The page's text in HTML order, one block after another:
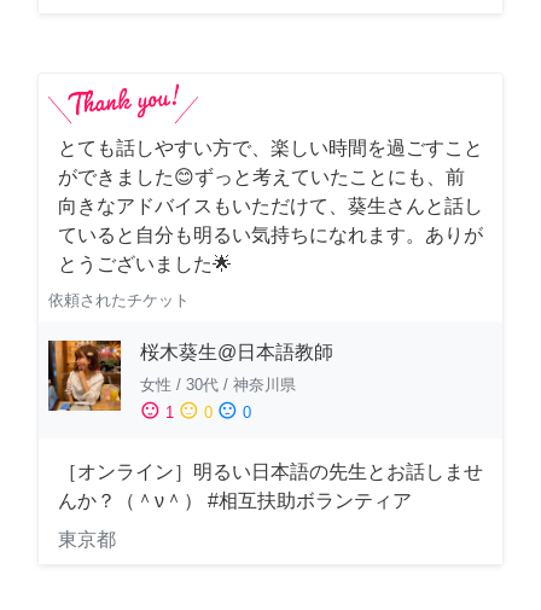
とても話しやすい方で、楽しい時間を過ごすこと
ができました😊ずっと考えていたことにも、前
向きなアドバイスもいただけて、葵生さんと話し
ていると自分も明るい気持ちになれます。ありが
とうございました🌟
依頼されたチケット
桜木葵生@日本語教師
女性 / 30代 / 神奈川県
sentiment_satisfied 1 sentiment_neutral 0 sentiment_dissatisfied 0
［オンライン］明るい日本語の先生とお話しませ
んか？（＾ν＾） #相互扶助ボランティア
東京都